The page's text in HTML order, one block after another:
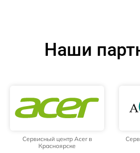
Наши
Сервисный центр Acer в
Красноярске